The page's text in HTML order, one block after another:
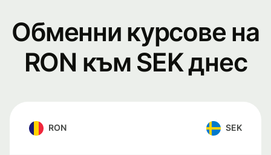
Обменни курсове на
RON към SEK днес
RON SEK